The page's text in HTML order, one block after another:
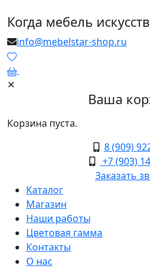
Когда мебель
info@mebelstar-shop.ru
✕
Ваша
Корзина пуста.
8 (909)
+7 (903)
Заказать
Каталог
Магазин
Наши работы
Цветовая гамма
Контакты
О нас